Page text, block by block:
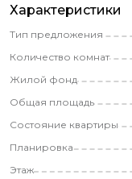
Характеристики
Тип предложения
Количество комнат
Жилой фонд
Общая площадь
Состояние квартиры
Планировка
Этаж